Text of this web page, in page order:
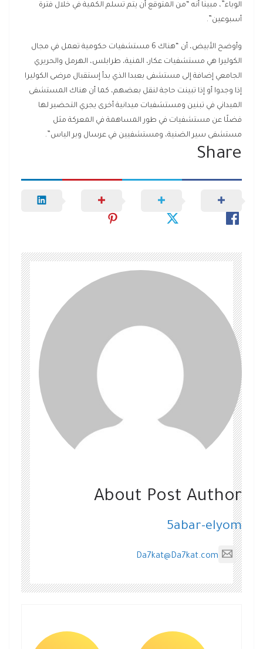
الوباء”، مبينًا أنه “من المتوقع أن يتم تسلم الكمية في خلال فترة
أسبوعين”.
وأوضح الأبيض، أن “هناك 6 مستشفيات حكومية تعمل في مجال
الكوليرا هي مستشفيات عكار، المنية، طرابلس، الهرمل والحريري
الجامعي إضافة إلى مستشفى بعبدا الذي بدأ إستقبال مرضى الكوليرا
إذا وجدوا أو إذا تبينت حاجة لنقل بعضهم، كما أن هناك المستشفى
الميداني في تبنين ومستشفيات ميدانية أخرى يجري التحضير لها
فضلًا عن مستشفيات في طور المساهمة في المعركة مثل
مستشفى سير الضنية، ومستشفيين في عرسال وبر الياس”.
Share
About Post Author
5abar-elyom
Da7kat@Da7kat.com